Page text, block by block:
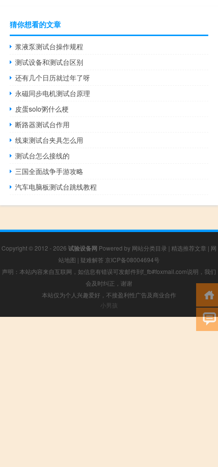
猜你想看的文章
浆液泵测试台操作规程
测试设备和测试台区别
还有几个日历就过年了呀
永磁同步电机测试台原理
皮蛋solo粥什么梗
断路器测试台作用
线束测试台夹具怎么用
测试台怎么接线的
三国全面战争手游攻略
汽车电脑板测试台跳线教程
Copyright © 2012 - 2026 试验设备网 Powered by 网站分类目录 | 精选推荐文章 | 网
站地图 | 疑难解答 京ICP备08004694号
声明：本站内容来自互联网，如信息有错误可发邮件到f_fb#foxmail.com说明，我们
会及时纠正，谢谢
本站仅为个人兴趣爱好，不接盈利性广告及商业合作
小男孩